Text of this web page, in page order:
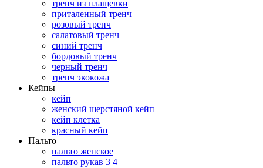
тренч из плащевки
приталенный тренч
розовый тренч
салатовый тренч
синий тренч
бордовый тренч
черный тренч
тренч экокожа
Кейпы
кейп
женский шерстяной кейп
кейп клетка
красный кейп
Пальто
пальто женское
пальто рукав 3 4